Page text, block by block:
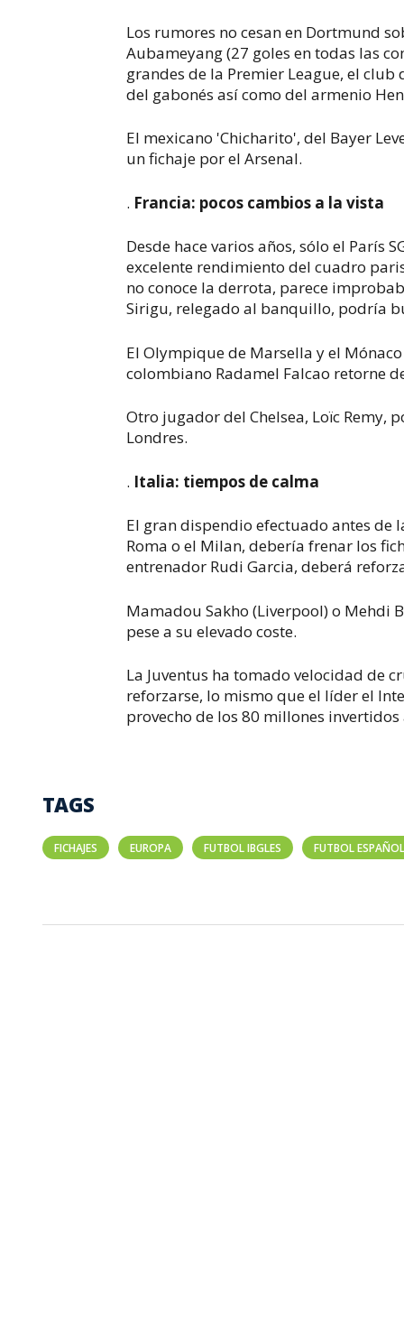
Los rumores no cesan en Dortmund
Aubameyang (27 goles en todas las
grandes de la Premier League, el
del gabonés así como del armenio
El mexicano 'Chicharito', del Bayer
un fichaje por el Arsenal.
. Francia: pocos cambios a la vista
Desde hace varios años, sólo el París
excelente rendimiento del cuadro
no conoce la derrota, parece
Sirigu, relegado al banquillo, podría
El Olympique de Marsella y el
colombiano Radamel Falcao retorne
Otro jugador del Chelsea, Loïc Remy,
Londres.
. Italia: tiempos de calma
El gran dispendio efectuado antes de
Roma o el Milan, debería frenar los
entrenador Rudi Garcia, deberá
Mamadou Sakho (Liverpool) o Mehdi
pese a su elevado coste.
La Juventus ha tomado velocidad de
reforzarse, lo mismo que el líder el
provecho de los 80 millones
TAGS
FICHAJES EUROPA FUTBOL IBGLES FUTBOL ESPAÑOL